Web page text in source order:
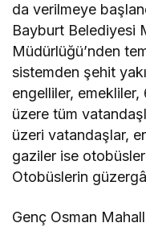
da verilmeye
Bayburt Belediyesi
Müdürlüğü’nden
sistemden şehit
engelliler,
üzere tüm
üzeri vatandaşlar,
gaziler ise
Otobüslerin
Genç Osman